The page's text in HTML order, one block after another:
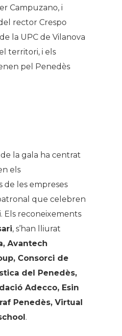
Campuzano, i
rector Crespo
la UPC de Vilanova
territori, i els
pel Penedès
la gala ha centrat
els
de les empreses
que celebren
Els reconeixements
, s’han lliurat
Avantech
Consorci de
del Penedès,
Adecco, Esin
Penedès, Virtual
.